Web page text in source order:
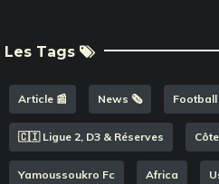
Les Tags
Article 📰 News 🗞️ Football
🇨🇮 Ligue 2, D3 & Réserves
Yamoussoukro Fc Africa